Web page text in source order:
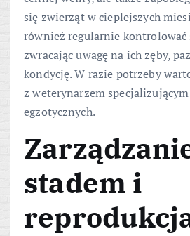
się zwierząt w cieplejszych
również regularnie kontrolować
zwracając uwagę na ich zęby,
kondycję. W razie potrzeby
z weterynarzem
egzotycznych.
stadem i